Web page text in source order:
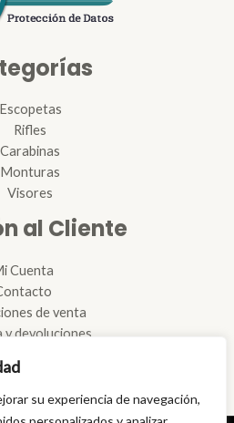
su experiencia de navegación,
Escopetas
Rifles
Carabinas
Monturas
Visores
al Cliente
Cuenta
de venta
y devoluciones
de armas
de licencias